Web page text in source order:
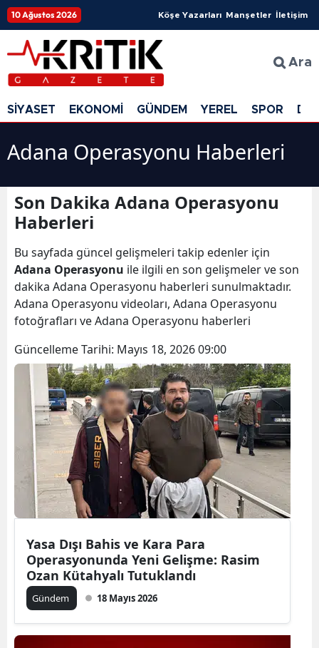
10 Ağustos 2026 Köşe Yazarları Manşetler İletişim
Ara
SİYASET EKONOMİ GÜNDEM YEREL SPOR
Adana Operasyonu Haberleri
Son Dakika Adana Operasyonu
Haberleri
Bu sayfada güncel gelişmeleri takip edenler için
Adana Operasyonu ile ilgili en son gelişmeler ve son
dakika Adana Operasyonu haberleri sunulmaktadır.
Adana Operasyonu videoları, Adana Operasyonu
fotoğrafları ve Adana Operasyonu haberleri
Güncelleme Tarihi: Mayıs 18, 2026 09:00
Yasa Dışı Bahis ve Kara Para
Operasyonunda Yeni Gelişme: Rasim
Ozan Kütahyalı Tutuklandı
Gündem 18 Mayıs 2026